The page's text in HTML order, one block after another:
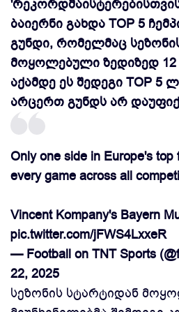
ბაიერნი გახდა TOP 5
გუნდი, რომელმაც
მოყოლებული ზედიზედ 12
აქამდე ეს შედეგი TOP 5
არცერთ გუნდს არ
Only one side in Europe's
every game across all
Vincent Kompany's Bayern
pic.twitter.com/jFWS4LxxeR
— Football on TNT Sports
22, 2025
სეზონის სტარტიდან